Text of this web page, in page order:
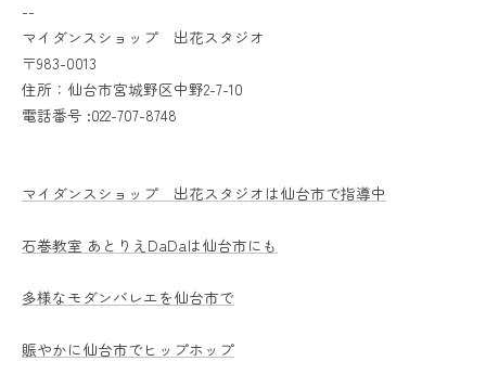
--
マイダンスショップ 出花スタジオ
〒983-0013
住所：仙台市宮城野区中野2-7-10
電話番号 :022-707-8748
マイダンスショップ 出花スタジオは仙台市で指導中
石巻教室 あとりえDaDaは仙台市にも
多様なモダンバレエを仙台市で
賑やかに仙台市でヒップホップ